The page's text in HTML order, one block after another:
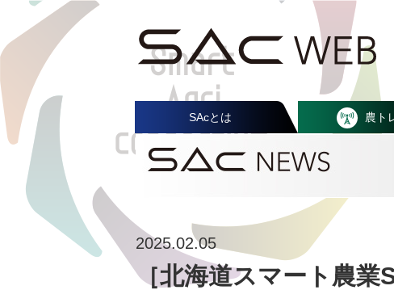
SAcとは 農ト
2025.02.05
［北海道スマート農業